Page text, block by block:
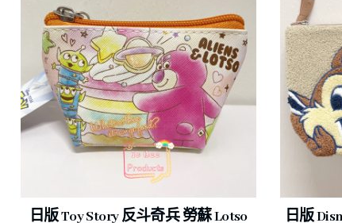
日版 Toy Story 反斗奇兵 勞蘇 Lotso
日版